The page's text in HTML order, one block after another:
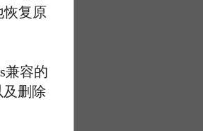
恢复原
兼容的
删除